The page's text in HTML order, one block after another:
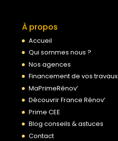
À propos
Accueil
Qui sommes nous ?
Nos agences
Financement de vos travaux
MaPrimeRénov’
Découvrir France Rénov’
Prime CEE
Blog conseils & astuces
Contact